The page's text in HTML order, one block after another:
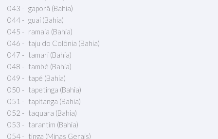
043 - Igaporã (Bahia)
044 - Iguaí (Bahia)
045 - Iramaia (Bahia)
046 - Itaju do Colônia (Bahia)
047 - Itamari (Bahia)
048 - Itambé (Bahia)
049 - Itapé (Bahia)
050 - Itapetinga (Bahia)
051 - Itapitanga (Bahia)
052 - Itaquara (Bahia)
053 - Itarantim (Bahia)
054 - Itinga (Minas Gerais)